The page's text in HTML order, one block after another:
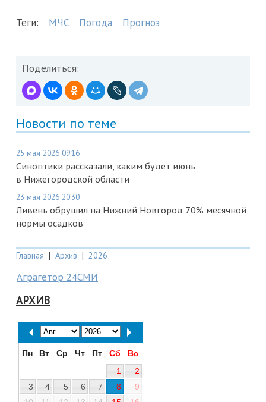
Теги: МЧС Погода Прогноз
Поделиться:
Новости по теме
25 мая 2026 09:16
Синоптики рассказали, каким будет июнь
в Нижегородской области
23 мая 2026 20:30
Ливень обрушил на Нижний Новгород 70% месячной
нормы осадков
Главная | Архив | 2026
Аграгетор 24СМИ
АРХИВ
Пн Вт Ср Чт Пт Сб
Вс
1
2
3
4 5 6 7 8
9